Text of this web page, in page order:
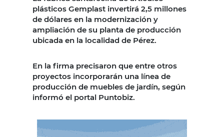
plásticos Gemplast invertirá 2,5 millones
de dólares en la modernización y
ampliación de su planta de producción
ubicada en la localidad de Pérez.
En la firma precisaron que entre otros
proyectos incorporarán una línea de
producción de muebles de jardín, según
informó el portal Puntobiz.